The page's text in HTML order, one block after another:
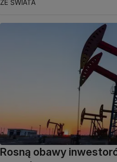
ZE ŚWIATA
Rosną obawy